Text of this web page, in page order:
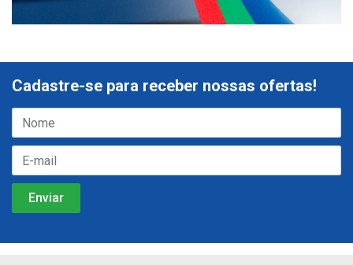
Cadastre-se para receber nossas ofertas!